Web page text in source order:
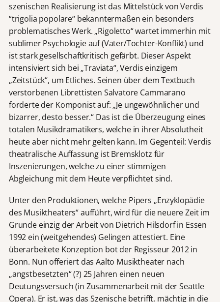
szenischen Realisierung ist das Mittelstück von Verdis
“trigolia popolare“ bekanntermaßen ein besonders
problematisches Werk. „Rigoletto“ wartet immerhin mit
sublimer Psychologie auf (Vater/Tochter-Konflikt) und
ist stark gesellschaftkritisch gefärbt. Dieser Aspekt
intensiviert sich bei „Traviata“, Verdis einzigem
„Zeitstück“, um Etliches. Seinen über dem Textbuch
verstorbenen Librettisten Salvatore Cammarano
forderte der Komponist auf: „Je ungewöhnlicher und
bizarrer, desto besser.“ Das ist die Überzeugung eines
totalen Musikdramatikers, welche in ihrer Absolutheit
heute aber nicht mehr gelten kann. Im Gegenteil: Verdis
theatralische Auffassung ist Bremsklotz für
Inszenierungen, welche zu einer stimmigen
Abgleichung mit dem Heute verpflichtet sind.
Unter den Produktionen, welche Pipers „Enzyklopädie
des Musiktheaters“ aufführt, wird für die neuere Zeit im
Grunde einzig der Arbeit von Dietrich Hilsdorf in Essen
1992 ein (weitgehendes) Gelingen attestiert. Eine
überarbeitete Konzeption bot der Regisseur 2012 in
Bonn. Nun offeriert das Aalto Musiktheater nach
„angstbesetzten“ (?) 25 Jahren einen neuen
Deutungsversuch (in Zusammenarbeit mit der Seattle
Opera). Er ist, was das Szenische betrifft, mächtig in die